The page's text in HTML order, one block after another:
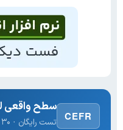
CEFR
سطح واقعی
تست رایگان · ۳۰ سوال · نتیجه فوری